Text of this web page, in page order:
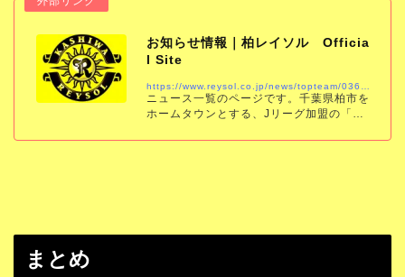
お知らせ情報｜柏レイソル Officia
l Site
ニュース一覧のページです。千葉県柏市を
ホームタウンとする、Jリーグ加盟の「柏
スケジュール、チケット、チーム情報をい
まとめ